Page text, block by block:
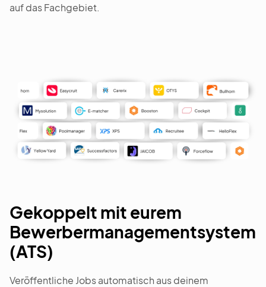
auf das Fachgebiet.
Gekoppelt mit eurem
Bewerbermanagementsystem
(ATS)
Veröffentliche Jobs automatisch aus deinem